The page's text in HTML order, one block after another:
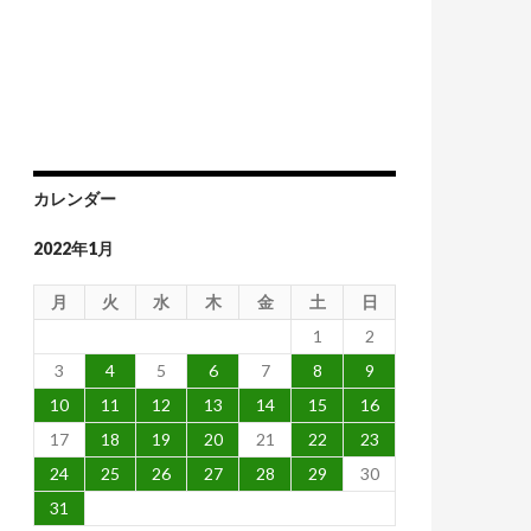
カレンダー
2022年1月
月 火 水 木 金 土
日
1
2
3
4 5 6 7 8
9
10
11 12 13 14 15
16
17
18 19 20 21 22
23
24
25 26 27 28 29
30
31